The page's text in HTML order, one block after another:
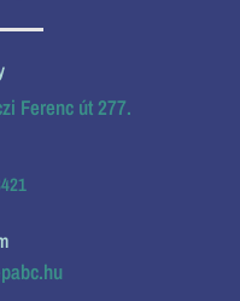
Ferenc út 277.